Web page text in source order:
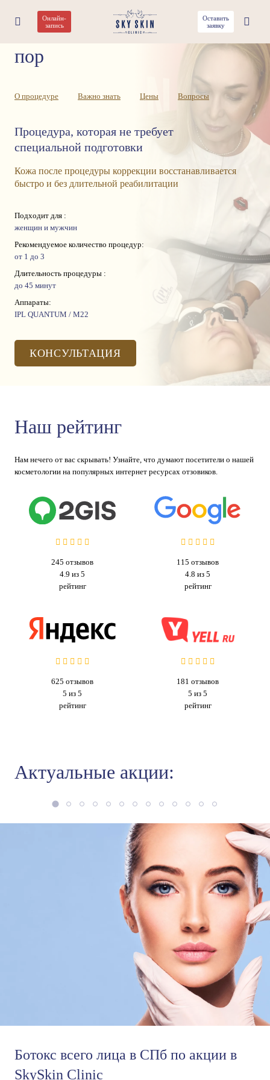
Онлайн-
запись
Оставить
заявку
Коррекция расширенных
пор
О процедуре Важно знать Цены Вопросы
Процедура, которая не требует
специальной подготовки
Кожа после процедуры коррекции восстанавливается
быстро и без длительной реабилитации
Подходит для :
женщин и мужчин
Рекомендуемое количество процедур:
от 1 до 3
Длительность процедуры :
до 45 минут
Аппараты:
IPL QUANTUM / М22
КОНСУЛЬТАЦИЯ
Наш рейтинг
Нам нечего от вас скрывать! Узнайте, что думают посетители о нашей
косметологии на популярных интернет ресурсах отзовиков.
245 отзывов
4.9 из 5
рейтинг
115 отзывов
4.8 из 5
рейтинг
625 отзывов
5 из 5
рейтинг
181 отзывов
5 из 5
рейтинг
Актуальные акции:
Ботокс всего лица в СПб по акции в
SkySkin Clinic